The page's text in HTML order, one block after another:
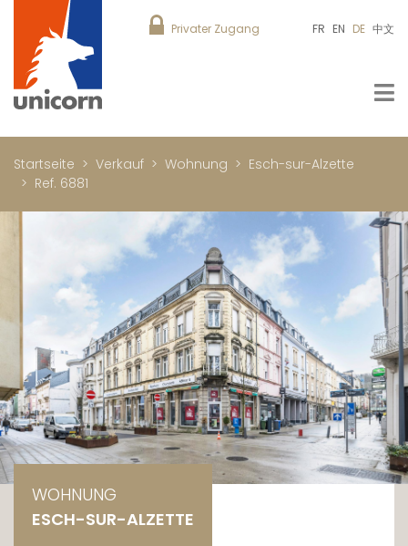
Privater Zugang FR EN DE 中文
Startseite Verkauf Wohnung
Esch-sur-Alzette
Ref. 6881
WOHNUNG
ESCH-SUR-ALZETTE